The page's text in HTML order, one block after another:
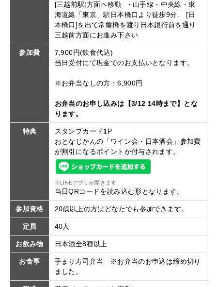
[三越前駅]方面へ移動 ・山手線・中央線・東
海道線「東京」駅日本橋口より徒歩9分、 [日
本橋口]を出て常盤橋を渡り日本銀行前を通り
三越前方面にお進み下さい
参加費
7,900円(飲食代込)
当日受付にて現金でのお支払いとなります。
※お弁当なしの方：6,900円
お弁当のお申し込みは【3/12 14時まで】とな
ります。
特典 スタンプカード1P
おとなじかんの「ワイン会・日本酒会」参加費
が割引になるポイントが付与されます。
※LINEアプリが開きます
当日QRコードを読み込む形となります。
参加資格 20歳以上の方はどなたでも参加できます。
定員 40人
お飲み物 日本酒全8種以上
お食事
手まり寿司弁当 ※お弁当のお申込は締め切り
ました。